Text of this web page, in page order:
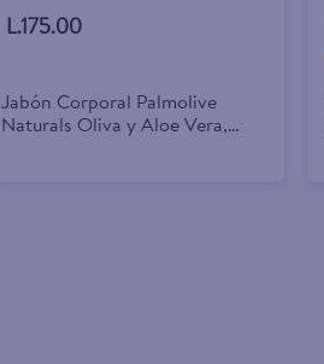
L.175.00
Jabón Corporal Palmolive
Naturals Oliva y Aloe Vera,